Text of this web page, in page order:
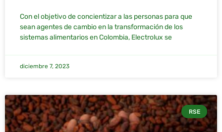
Con el objetivo de concientizar a las personas para que
sean agentes de cambio en la transformación de los
sistemas alimentarios en Colombia, Electrolux se
diciembre 7, 2023
RSE